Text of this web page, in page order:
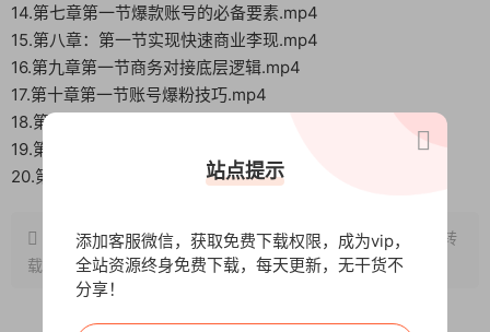
14.第七章第一节爆款账号的必备要素.mp4
15.第八章：第一节实现快速商业李现.mp4
16.第九章第一节商务对接底层逻辑.mp4
17.第十章第一节账号爆粉技巧.mp4
18.第十一章第一节如何获得高爆流量.mp4
19.第十二章第一节账号复盘总结.mp4
20.第十三章第一节让AI帮你高效起号.mp4
原文链接：http://www.wangxunke.cn/zmt/11398.html
，转
载请注明出处~~~
站点提示
添加客服微信，获取免费下载权限，成为vip，
全站资源终身免费下载，每天更新，无干货不
分享！